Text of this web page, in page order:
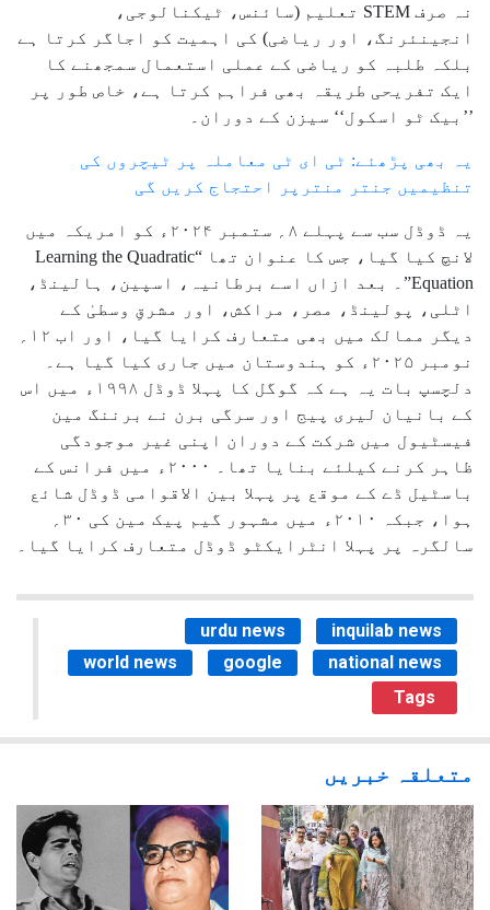
نہ صرف STEM تعلیم (سائنس، ٹیکنالوجی،
انجینئرنگ، اور ریاضی) کی اہمیت کو اجاگر کرتا ہے
بلکہ طلبہ کو ریاضی کے عملی استعمال سمجھنے کا
ایک تفریحی طریقہ بھی فراہم کرتا ہے، خاص طور پر
’’بیک ٹو اسکول‘‘ سیزن کے دوران۔
یہ بھی پڑھئے: ٹی ای ٹی معاملہ پر ٹیچروں کی
تنظیمیں جنتر منترپر احتجاج کریں گی
یہ ڈوڈل سب سے پہلے ۸؍ ستمبر ۲۰۲۴ء کو امریکہ میں
لانچ کیا گیا، جس کا عنوان تھا “Learning the Quadratic
Equation”۔ بعد ازاں اسے برطانیہ، اسپین، ہالینڈ،
اٹلی، پولینڈ، مصر، مراکش، اور مشرقِ وسطیٰ کے
نومبر ۲۰۲۵ء کو ہندوستان میں جاری کیا گیا ہے۔
دلچسپ بات یہ ہے کہ گوگل کا پہلا ڈوڈل ۱۹۹۸ء میں اس
کے بانیان لیری پیج اور سرگی برن نے برننگ مین
فیسٹیول میں شرکت کے دوران اپنی غیر موجودگی
ظاہر کرنے کیلئے بنایا تھا۔ ۲۰۰۰ء میں فرانس کے
باسٹیل ڈے کے موقع پر پہلا بین الاقوامی ڈوڈل شائع
سالگرہ پر پہلا انٹرایکٹو ڈوڈل متعارف کرایا گیا۔
urdu news
inquilab news
world news
google
national news
Tags
متعلقہ خبریں